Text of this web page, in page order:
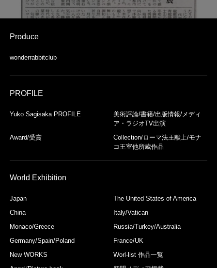
Produce
wonderrabbitclub
PROFILE
Yuko Sagisaka PROFILE
美術評論/書籍/出版情報/メディ
ア・ラジオTV出演
Award/受賞
Collection/ローマ法王献上/モナ
コ王室他所蔵作品
World Exhibition
Japan
The United States of America
China
Italy/Vatican
Monaco/Greece
Russia/Turkey/Australia
Germany/Spain/Poland
France/UK
New WORKS
Worl-list 作品一覧